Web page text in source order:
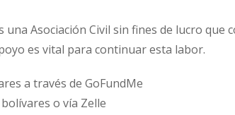
una Asociación Civil sin fines de lucro que
es vital para continuar esta labor.
a través de GoFundMe
o vía Zelle